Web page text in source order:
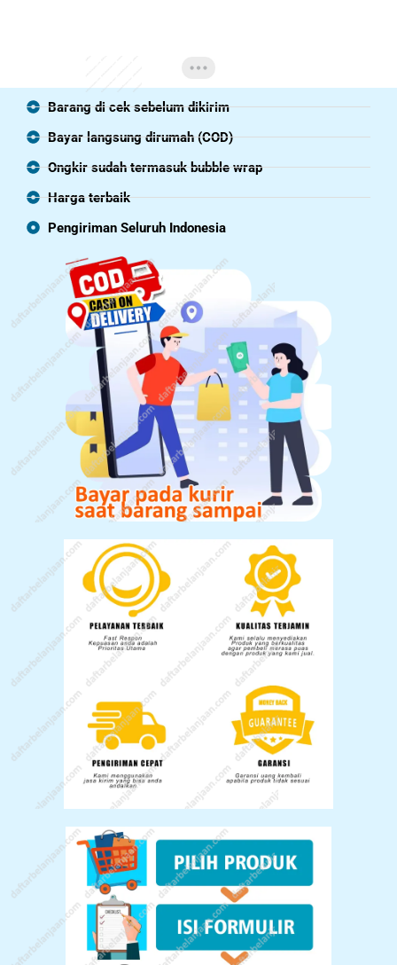
Barang di cek sebelum dikirim
Bayar langsung dirumah (COD)
Ongkir sudah termasuk bubble wrap
Harga terbaik
Pengiriman Seluruh Indonesia